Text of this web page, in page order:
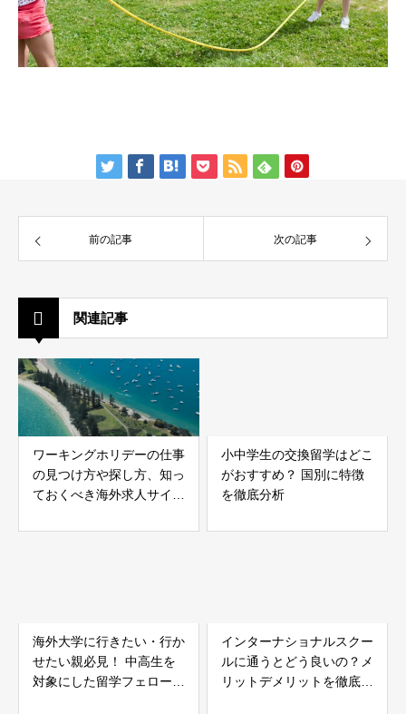
前の記事 次の記事
関連記事
ワーキングホリデーの仕事
の見つけ方や探し方、知っ
ておくべき海外求人サイト
小中学生の交換留学はどこ
がおすすめ？ 国別に特徴
を徹底分析
海外大学に行きたい・行か
せたい親必見！ 中高生を
対象にした留学フェローシ
インターナショナルスクー
ルに通うとどう良いの？メ
リットデメリットを徹底分